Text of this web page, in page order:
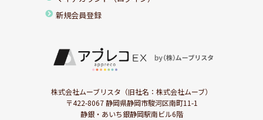
新規会員登録
株式会社ムーブリスタ（旧社名：株式会社ムーブ）
〒422-8067 静岡県静岡市駿河区南町11-1
静銀・あいち銀静岡駅南ビル6階